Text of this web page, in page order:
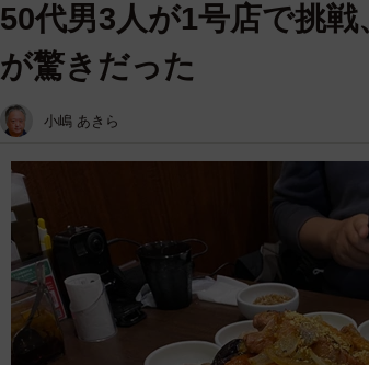
50代男3人が1号店で挑
が驚きだった
小嶋 あきら